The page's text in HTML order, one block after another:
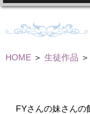
HOME＞ 生徒作品
FYさんの妹さんの